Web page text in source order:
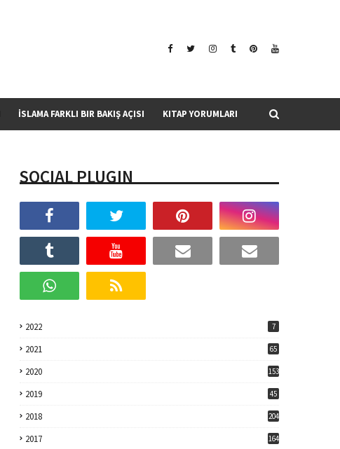
İSLAMA FARKLI BIR BAKIŞ AÇISI KITAP YORUMLARI
SOCIAL PLUGIN
2022 7
2021 65
2020 153
2019 45
2018 204
2017 164